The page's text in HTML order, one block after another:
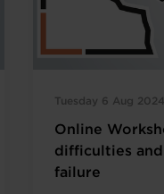
Tuesday 6 Aug 2024
Online
difficulties
failure